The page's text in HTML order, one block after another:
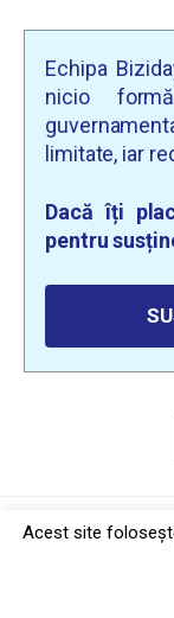
Echipa
nicio
limitate, iar
Dacă îți
pentru
Acest site